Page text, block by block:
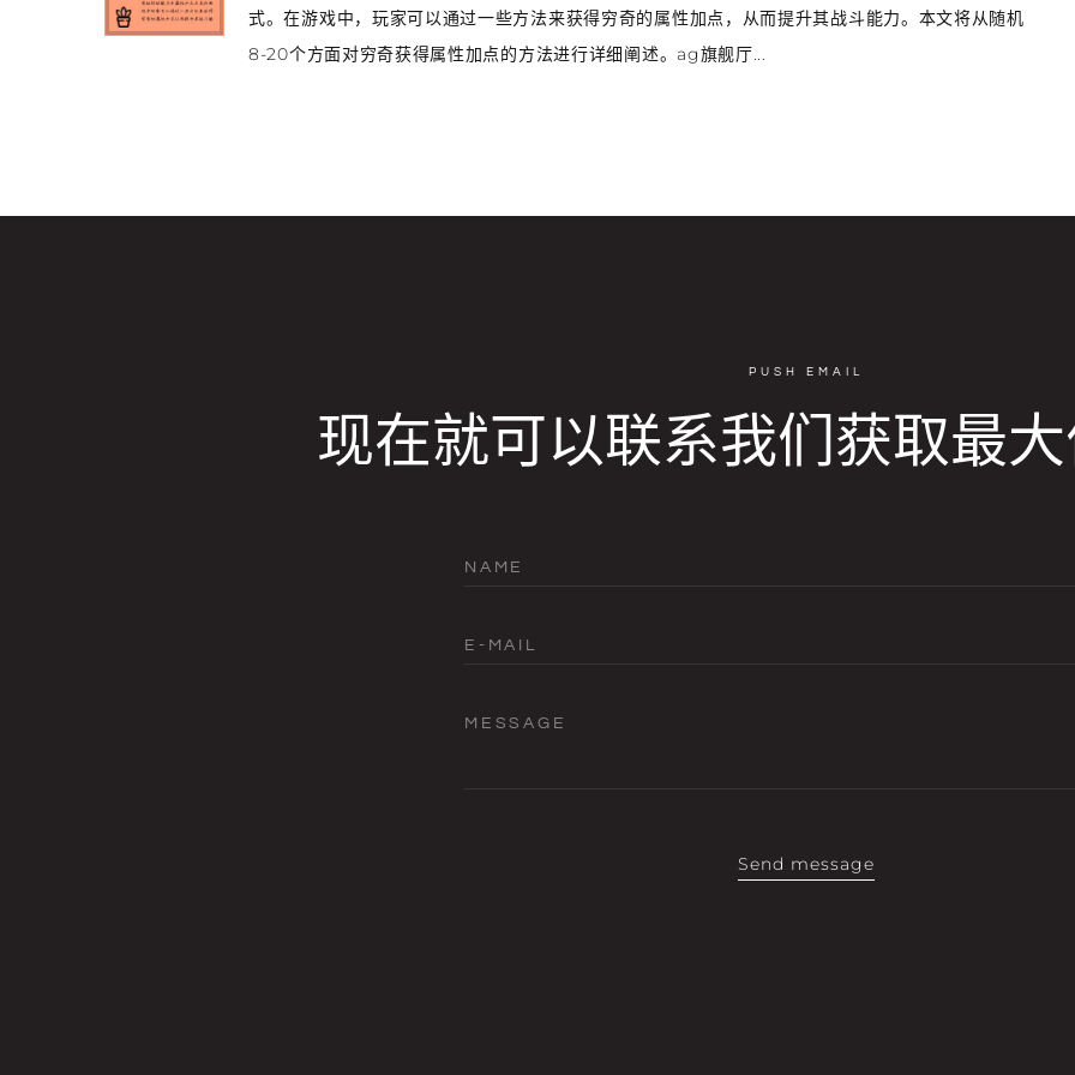
式。在游戏中，玩家可以通过一些方法来获得穷奇的属性加点，从而提升其战斗能力。本文将从随机
8-20个方面对穷奇获得属性加点的方法进行详细阐述。ag旗舰厅...
PUSH EMAIL
现在就可以联系我们获取最
NAME
E-MAIL
MESSAGE
Send message